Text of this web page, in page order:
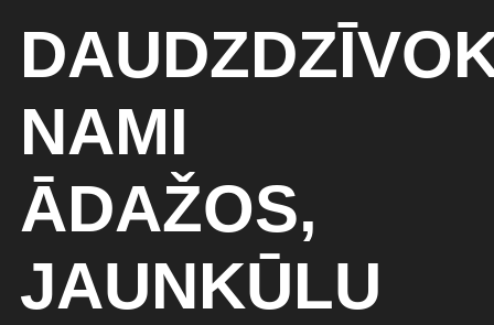
NAMI
ĀDAŽOS,
JAUNKŪLU